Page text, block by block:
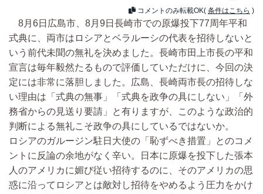
コメントのみ転載OK( 条件はこちら )
8月6日広島市、8月9日長崎市での原爆投下77周年平和
式典に、両市はロシアとベラルーシの代表を招待しないと
いう前代未聞の無礼を決めました。長崎市田上市長の平和
宣言は毎年毅然たるもので評価していただけに、今回の決
定には非常に落胆しました。広島、長崎両市長の招待しな
い理由は「式典の無事」「式典を政争の具にしない」「外
務省からの見送り要請」と有りますが、このような政治的
判断による無礼こそ政争の具にしているではないか。
ロシアのガルージン駐日大使の「恥ずべき措置」とのコメ
ントに反論の余地がなく辛い。日本に原爆を投下した張本
人のアメリカに媚び従い招待するのに、そのアメリカの思
惑に沿ってロシアとは敵対し招待をやめるよう圧力をかけ